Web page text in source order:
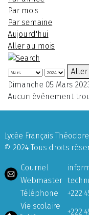
Par mois
Par semaine
Aujourd'hui
Aller au mois
Aller
Dimanche 05 Mars
Aucun évènement
Lycée Français
© 2024 Tous droits
Courriel
Webmaster
Téléphone
+222
Vie scolaire
+222